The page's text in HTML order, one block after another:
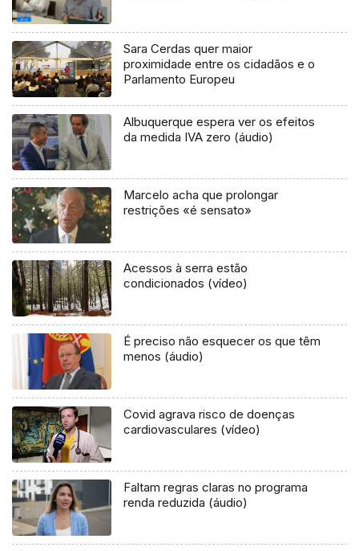
Sara Cerdas quer maior
proximidade entre os cidadãos e o
Parlamento Europeu
Albuquerque espera ver os efeitos
da medida IVA zero (áudio)
Marcelo acha que prolongar
restrições «é sensato»
Acessos à serra estão
condicionados (vídeo)
É preciso não esquecer os que têm
menos (áudio)
Covid agrava risco de doenças
cardiovasculares (vídeo)
Faltam regras claras no programa
renda reduzida (áudio)